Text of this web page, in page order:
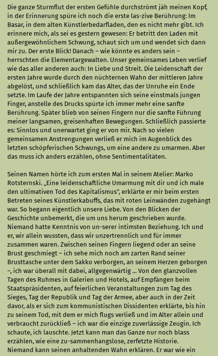
Die ganze Sturmflut der ersten Gefühle durchströmt jäh meinen Kopf,
in der Erinnerung spüre ich noch die erste las-zive Berührung: Im
Basar, in dem alten Künstlerbedarfladen, den es nicht mehr gibt. Ich
erinnere mich, als sei es gestern gewesen: Er betritt den Laden mit
außergewöhnlichem Schwung, schaut sich um und wendet sich dann
mir zu. Der erste Blick! Danach – wie könnte es anders sein –
herrschten die Elementargewalten. Unser gemeinsames Leben verlief
wie das aller anderen auch: In Liebe und Streit. Die Leidenschaft der
ersten Jahre wurde durch den nüchternen Wahn der mittleren Jahre
abgelöst, und schließlich kam das Alter, das der Unruhe ein Ende
setzte. Im Laufe der Jahre entspannten sich seine einstmals jungen
Finger, anstelle des Drucks spürte ich immer mehr eine sanfte
Berührung. Später blieb von seinen Fingern nur die sanfte Führung
meiner langsamen, greisenhaften Bewegungen. Schließlich passierte
es: Sinnlos und unerwartet ging er von mir. Nach so vielen
gemeinsamen Anstrengungen verließ er mich im Augenblick des
letzten schöpferischen Schwungs, um eine andere zu umarmen. Aber
das muss ich anders erzählen, ohne Sentimentalitäten.
Seinen Namen hörte ich zum ersten Mal in seinem Atelier: Marko
Rotsternski. „Eine leidenschaftliche Umarmung mit dir und ich male
den ultimativen Tod des Kapitalismus”, erklärte er mir beim ersten
Betreten seines Künstlerkabuffs, das mit roten Leinwänden zugehängt
war. So begann eigentlich unsere Liebe. Von den Blicken der
Geschichte unbemerkt, die um uns herum geschrieben wurde.
Niemand hatte Kenntnis von un-serer intimsten Beziehung. Ich und
er, wir allein wussten, dass wir unzertrennlich und für immer
zusammen waren. Zwischen seinen Fingern liegend oder an seine
Brust geschmiegt – ich sehe mich noch am zarten Rand seiner
Brusttasche unter dem Sakko verborgen, an seinem Herzen geborgen
–, ich war überall mit dabei, allgegenwärtig ... Von den glanzvollen
Tagen des Ruhmes in Galerien und Hotels, auf Empfängen beim
Staatspräsidenten, auf feierlichen Veranstaltungen zum Tag des
Sieges, Tag der Republik und Tag der Armee, aber auch in der Zeit
davor, als er sich zum kommunistischen Dissidenten erklärte, bis hin
zu seinem Tod, mit dem er mich flugs verließ und im Alter allein und
verbraucht zurückließ – ich war die einzige zuverlässige Zeugin. Ich
schaute, ich lauschte. Jetzt kann man das Ganze nur noch blass
erzählen, wie eine zu-sammenhangslose, zerfetzte Historie.
Niemand kann seinen anhaltenden Wahn erklären. Er war wie ein